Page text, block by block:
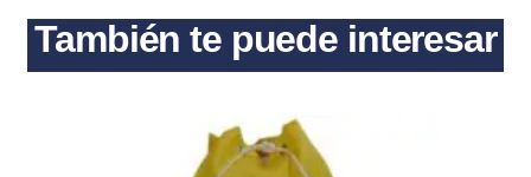
También te puede interesar